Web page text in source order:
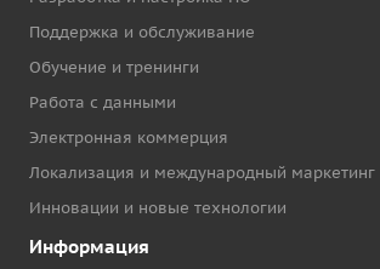
Поддержка и обслуживание
Обучение и тренинги
Работа с данными
Электронная коммерция
Локализация и международный маркетинг
Инновации и новые технологии
Информация